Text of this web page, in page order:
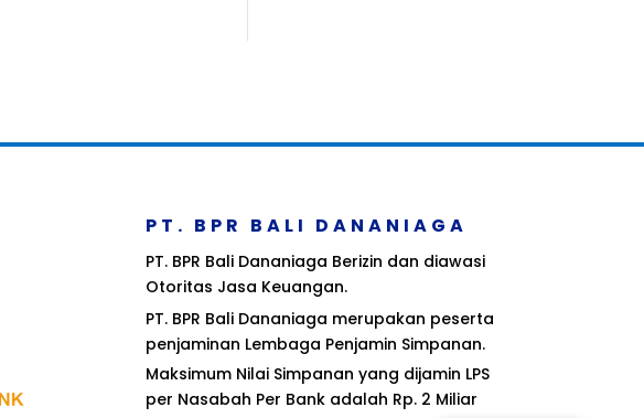
PT. BPR BALI DANANIAGA
PT. BPR Bali Dananiaga Berizin dan diawasi
Otoritas Jasa Keuangan.
PT. BPR Bali Dananiaga merupakan peserta
penjaminan Lembaga Penjamin Simpanan.
Maksimum Nilai Simpanan yang dijamin LPS
per Nasabah Per Bank adalah Rp. 2 Miliar